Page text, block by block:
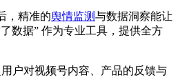
，精准的舆情监测与数据洞察能让
数据” 作为专业工具，提供全方
户对视频号内容、产品的反馈与